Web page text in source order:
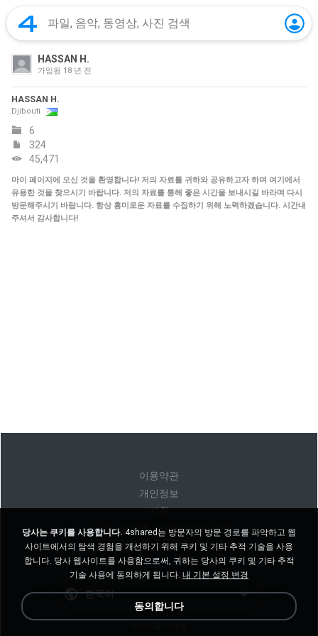
HASSAN H.
가입됨 18 년 전
HASSAN H.
Djibouti
6
324
45,471
마이 페이지에 오신 것을 환영합니다! 저의 자료를 귀하와 공유하고자 하며 여기에서
유용한 것을 찾으시기 바랍니다. 저의 자료를 통해 좋은 시간을 보내시길 바라며 다시
방문해주시기 바랍니다. 항상 흥미로운 자료를 수집하기 위해 노력하겠습니다. 시간내
주셔서 감사합니다!
이용약관
개인정보
지원
내 개인 정보를 판매하지 마십시오
내 개인 정보를 공유하지 마십시오
한국어
당사는 쿠키를 사용합니다. 4shared는 방문자의 방문 경로를 파악하고 웹
사이트에서의 탐색 경험을 개선하기 위해 쿠키 및 기타 추적 기술을 사용
합니다. 당사 웹사이트를 사용함으로써, 귀하는 당사의 쿠키 및 기타 추적
기술 사용에 동의하게 됩니다. 내 기본 설정 변경
동의합니다